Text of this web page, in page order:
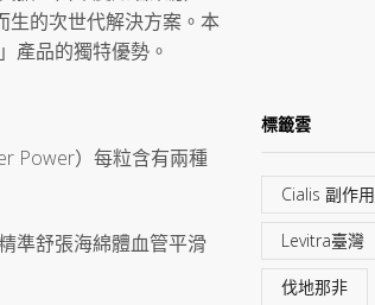
生的次世代解決方案。本
產品的獨特優勢。
Power）每粒含有兩種
準舒張海綿體血管平滑
標籤雲
Cialis 副作用
Levitra臺灣
伐地那非